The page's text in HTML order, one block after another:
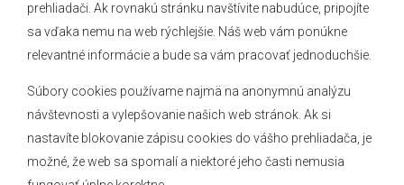
prehliadači. Ak rovnakú stránku navštívite nabudúce, pripojíte
sa vďaka nemu na web rýchlejšie. Náš web vám ponúkne
relevantné informácie a bude sa vám pracovať jednoduchšie.
Súbory cookies používame najmä na anonymnú analýzu
návštevnosti a vylepšovanie našich web stránok. Ak si
nastavíte blokovanie zápisu cookies do vášho prehliadača, je
možné, že web sa spomalí a niektoré jeho časti nemusia
Hlásenia obecného rozhlasu
Kontakt